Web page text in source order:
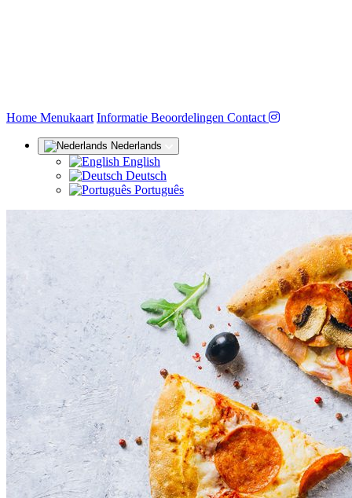
Home (huidige)
Menukaart Informatie Beoordelingen Contact
Nederlands
English
Deutsch
Português